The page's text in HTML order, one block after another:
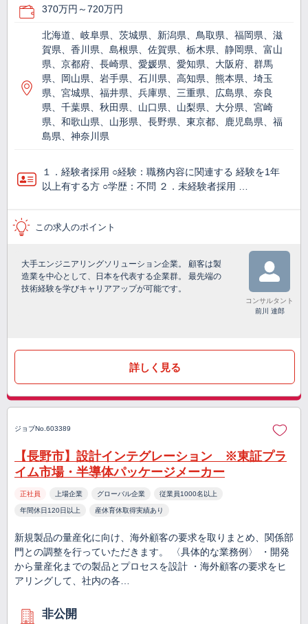
370万円～720万円
北海道、岐阜県、茨城県、新潟県、鳥取県、福岡県、滋
賀県、香川県、島根県、佐賀県、栃木県、静岡県、富山
県、京都府、長崎県、愛媛県、愛知県、大阪府、群馬
県、岡山県、岩手県、石川県、高知県、熊本県、埼玉
県、宮城県、福井県、兵庫県、三重県、広島県、奈良
県、千葉県、秋田県、山口県、山梨県、大分県、宮崎
県、和歌山県、山形県、長野県、東京都、鹿児島県、福
島県、神奈川県
１．経験者採用 ○経験：職務内容に関連する 経験を1年
以上有する方 ○学歴：不問 ２．未経験者採用 …
この求人のポイント
大手エンジニアリングソリューション企業。 顧客は製
造業を中心として、日本を代表する企業群。 最先端の
技術経験を学びキャリアアップが可能です。
コンサルタント
前川 達郎
詳しく見る
ジョブNo.603389
【長野市】設計インテグレーション ※東証プラ
イム市場・半導体パッケージメーカー
正社員 上場企業 グローバル企業 従業員1000名以上
年間休日120日以上 産休育休取得実績あり
新規製品の量産化に向け、海外顧客の要求を取りまとめ、関係部
門との調整を行っていただきます。 〈具体的な業務例〉 ・開発
から量産化までの製品とプロセスを設計 ・海外顧客の要求をヒ
アリングして、社内の各…
非公開